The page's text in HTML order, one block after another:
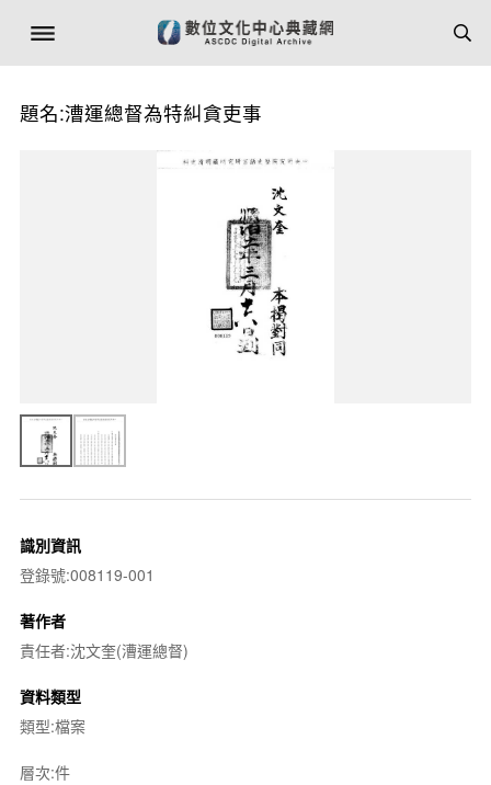
題名:漕運總督為特糾貪吏事
識別資訊
登錄號:008119-001
著作者
責任者:沈文奎(漕運總督)
資料類型
類型:檔案
層次:件